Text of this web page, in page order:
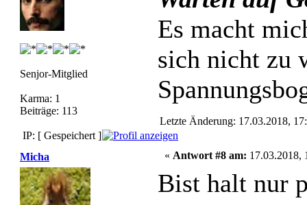
Senjor-Mitglied
Karma: 1
Beiträge: 113
Es macht
sich nicht zu
Letzte Änderung: 17.03.2018,
IP: [ Gespeichert ]
Micha
« Antwort #8 am: 17.03.2018,
Bist halt nur